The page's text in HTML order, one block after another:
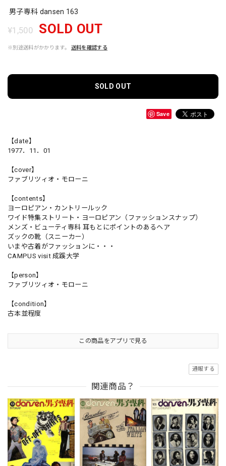
男子専科 dansen 163
¥1,500 SOLD OUT
※別途送料がかかります。 送料を確認する
SOLD OUT
Save
【date】
1977．11．01
【cover】
ファブリツィオ・モローニ
【contents】
ヨーロピアン・カントリールック
ワイド特集ストリート・ヨーロピアン（ファッションスナップ）
メンズ・ビューティ専科 耳もとにポイントのあるヘア
ズックの靴（スニーカー）
いまや古着がファッションに・・・
CAMPUS visit 成蹊大学
【person】
ファブリツィオ・モローニ
【condition】
古本並程度
この商品をアプリで見る
通報する
関連商品？